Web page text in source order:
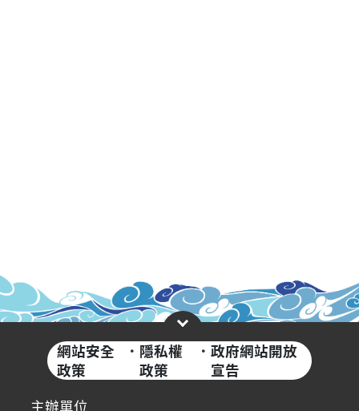
網站安全
政策
· 隱私權
政策
·政府網站開放
宣告
主辦單位